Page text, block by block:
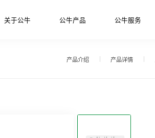
关于公牛 公牛产品 公牛服务
产品介绍 产品详情